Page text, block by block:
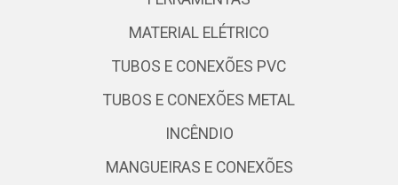
MATERIAL ELÉTRICO
TUBOS E CONEXÕES PVC
TUBOS E CONEXÕES METAL
INCÊNDIO
MANGUEIRAS E CONEXÕES